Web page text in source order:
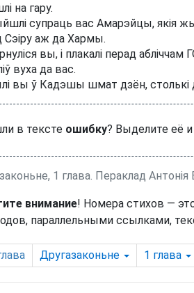
на гару.
супраць вас Амарэйцы, якія
Сэіру аж да Хармы.
вы, і плакалі перад
вуха да вас.
вы ў Кадэшы шмат дзён, столькі
в тексте ошибку? Выделите её
1 глава. Пераклад Антонія
внимание! Номера стихов —
параллельными ссылками,
Другазаконьне 1 глава